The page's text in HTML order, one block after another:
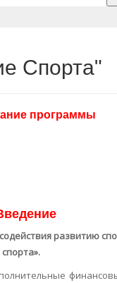
Спорта"
программы
развитию